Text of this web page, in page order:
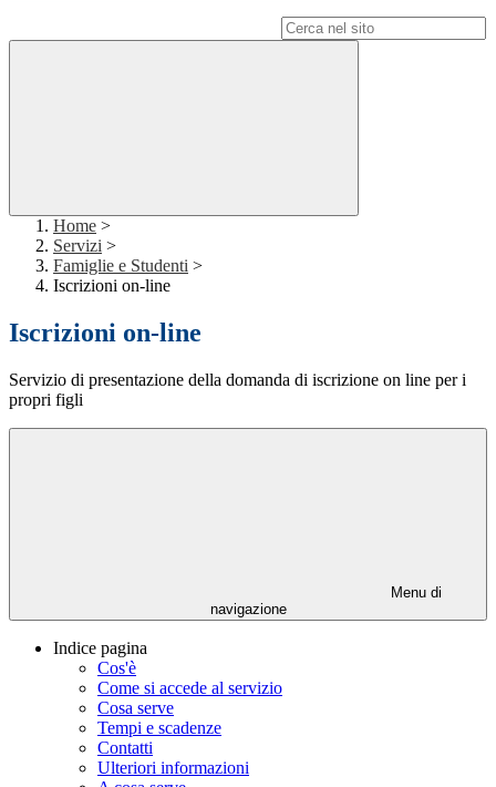
Home >
Servizi >
Famiglie e Studenti >
Iscrizioni on-line
Iscrizioni on-line
Servizio di presentazione della domanda di iscrizione on line per i
propri figli
Menu di
navigazione
Indice pagina
Cos'è
Come si accede al servizio
Cosa serve
Tempi e scadenze
Contatti
Ulteriori informazioni